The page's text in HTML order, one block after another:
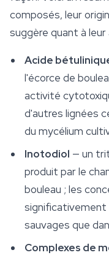
composés, leur
suggère quant à
Acide
l'écorce de
activité
d'autres lignées
du mycélium
Inotodiol — un
produit par le
bouleau ; les
significativement
sauvages que
Complexes de